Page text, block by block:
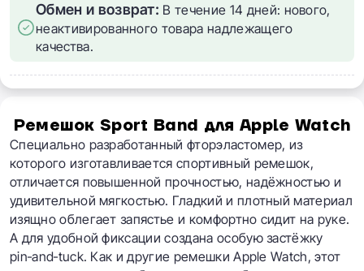
Обмен и возврат: В течение 14 дней: нового,
неактивированного товара надлежащего
качества.
Ремешок Sport Band для Apple Watch
Специально разработанный фторэластомер, из
которого изготавливается спортивный ремешок,
отличается повышенной прочностью, надёжностью и
удивительной мягкостью. Гладкий и плотный материал
изящно облегает запястье и комфортно сидит на руке.
А для удобной фиксации создана особую застёжку
pin‑and‑tuck. Как и другие ремешки Apple Watch, этот